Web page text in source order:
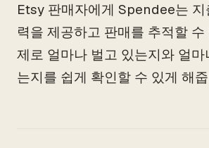
Etsy 판매자에게 Spendee는
력을 제공하고 판매를 추적할 수
제로 얼마나 벌고 있는지와 얼마
는지를 쉽게 확인할 수 있게 해